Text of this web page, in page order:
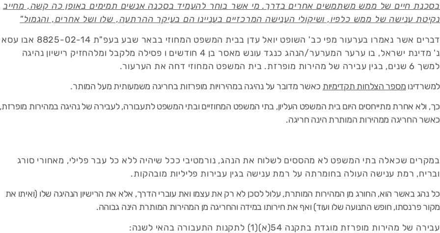
בסכנת חיים של ממש משתמשים אחרים בדרך. מי אשר בוחר להעמיד בסכנה אנשים תמימים באופן כה קשה, מחייב
נקיטת ענישה של ממש כלפיו, ושיקולי הענישה המרכזיים בעניינו הם בעיקר ההרתעה, שלו ושל אחרים, והגמול"
דברים אשר נאמרו בערעור מפי כב' השופט יואל עדן בבית המשפט המחוזי בבאר שבע בעפ"ת 8825-02-14 אבו עסא
נ' מדינת ישראל, בו ערער המערער/הנהג כנגד עונש מאסר בן 4 חודשים ו פסילה מלקבל ומלהחזיק רישיון נהיגה
למשך 6 שנים, בגין עבירה של מהירות מופרזת. בית המשפט המחוזי דחה את הערעור.
למשרדינו מספר הצלחות תקדימיות כאשר מדובר על נהיגה במהירויות מופרזות בחריגה משמעותית מעל המותר.
כך, ולא אחרת מתייחסים היום בית המשפט העליון, בתי המשפט המחוזיים ובתי המשפט לתעבורה, לעבירה של נהיגה במהירות מופרזת,
כאשר החריגה ממהירות המותרת הינה חריגה.
במקרים שכאלה בתי המשפט לא מהססים לשלוח את הנהג, נורמטיבי ככל שיהיה ללא כל עבר פלילי, מאחורי סורג
ובריח, רמת ענישה העולה בחומרתה על רמת ענישה בגין עבירות פליליות מובהקות.
כל נהג באשר הוא, החורג מן המהירות המותרת, עלול לסכן לא רק את עצמו ואת עוברי הדרך, אלא את הרישיון הנהיגה שלו (ואיתו את
מקור פרנסתו, חופש התנועה שלו ועוד) ואף את חירותו במידה והחריגה מן המהירות המותרת הינה גבוהה.
עבירה של מהירות מופרזת מוגדת בתקנה 54(א)(1) לתקנות התעבורה בהאי לשנה: